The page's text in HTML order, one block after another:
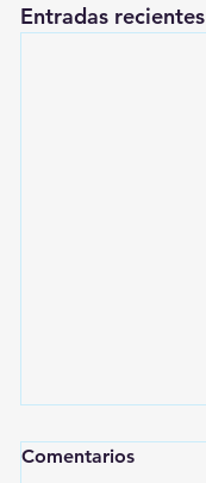
Entradas recientes
Comentarios